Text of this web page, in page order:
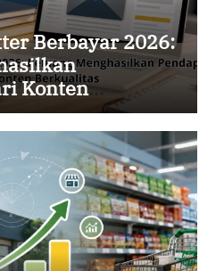
Berbayar 2026:
Konten